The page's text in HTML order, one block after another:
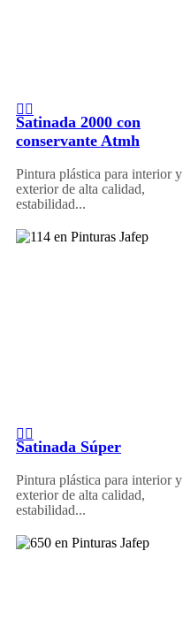
Satinada 2000 con
conservante Atmh
Pintura plástica para interior y
exterior de alta calidad,
estabilidad...
Satinada Súper
Pintura plástica para interior y
exterior de alta calidad,
estabilidad...